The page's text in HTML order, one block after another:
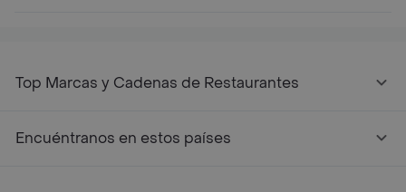
Top Marcas y Cadenas de Restaurantes
Encuéntranos en estos países